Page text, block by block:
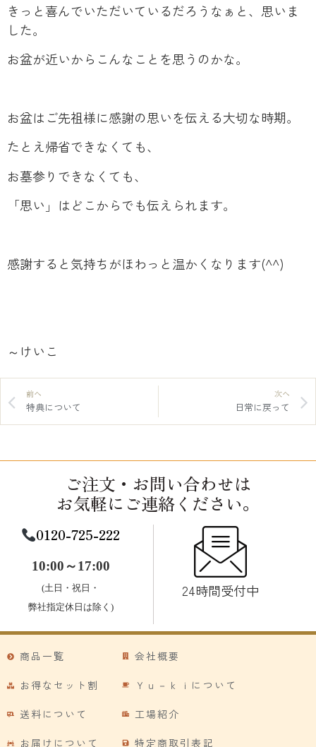
きっと喜んでいただいているだろうなぁと、思いま
した。
お盆が近いからこんなことを思うのかな。
お盆はご先祖様に感謝の思いを伝える大切な時期。
たとえ帰省できなくても、
お墓参りできなくても、
「思い」はどこからでも伝えられます。
感謝すると気持ちがほわっと温かくなります(^^)
～けいこ
前へ
特典について
次へ
日常に戻って
ご注文・お問い合わせは
お気軽にご連絡ください。
0120-725-222
10:00～17:00
(土日・祝日・
弊社指定休日は除く)
24時間受付中
商品一覧
お得なセット割
送料について
お届けについて
会社概要
Ｙｕ－ｋｉについて
工場紹介
特定商取引表記